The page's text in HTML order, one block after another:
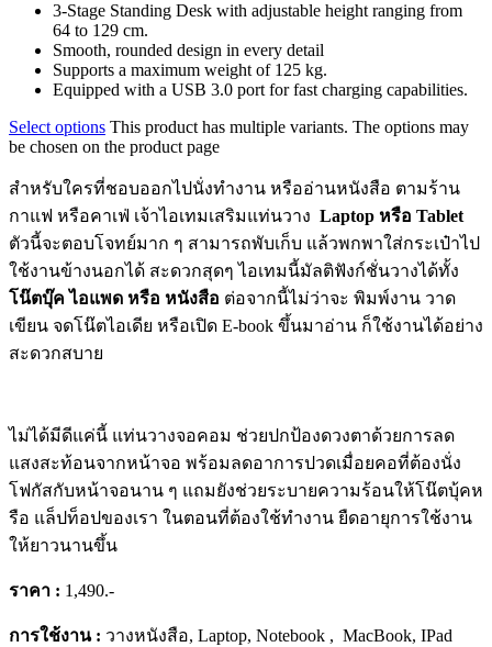
3-Stage Standing Desk with adjustable height ranging from
64 to 129 cm.
Smooth, rounded design in every detail
Supports a maximum weight of 125 kg.
Equipped with a USB 3.0 port for fast charging capabilities.
Select options This product has multiple variants. The options may
be chosen on the product page
สำหรับใครที่ชอบออกไปนั่งทำงาน หรืออ่านหนังสือ ตามร้าน
กาแฟ หรือคาเฟ่ เจ้าไอเทมเสริมแท่นวาง Laptop หรือ Tablet
ตัวนี้จะตอบโจทย์มาก ๆ สามารถพับเก็บ แล้วพกพาใส่กระเป๋าไป
ใช้งานข้างนอกได้ สะดวกสุดๆ ไอเทมนี้มัลติฟังก์ชั่นวางได้ทั้ง
โน๊ตบุ๊ค ไอแพด หรือ หนังสือ ต่อจากนี้ไม่ว่าจะ พิมพ์งาน วาด
เขียน จดโน๊ตไอเดีย หรือเปิด E-book ขึ้นมาอ่าน ก็ใช้งานได้อย่าง
สะดวกสบาย
ไม่ได้มีดีแค่นี้ แท่นวางจอคอม ช่วยปกป้องดวงตาด้วยการลด
แสงสะท้อนจากหน้าจอ พร้อมลดอาการปวดเมื่อยคอที่ต้องนั่ง
โฟกัสกับหน้าจอนาน ๆ แถมยังช่วยระบายความร้อนให้โน๊ตบุ้คห
รือ แล็ปท็อปของเรา ในตอนที่ต้องใช้ทำงาน ยืดอายุการใช้งาน
ให้ยาวนานขึ้น
ราคา : 1,490.-
การใช้งาน : วางหนังสือ, Laptop, Notebook , MacBook, IPad